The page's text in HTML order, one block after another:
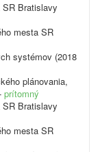
Bratislavy
mesta SR
systémov (2018
plánovania,
prítomný
Bratislavy
mesta SR